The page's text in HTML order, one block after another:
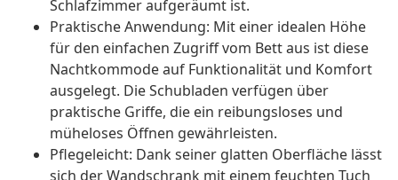
Schlafzimmer aufgeräumt ist.
Praktische Anwendung: Mit einer idealen Höhe
für den einfachen Zugriff vom Bett aus ist diese
Nachtkommode auf Funktionalität und Komfort
ausgelegt. Die Schubladen verfügen über
praktische Griffe, die ein reibungsloses und
müheloses Öffnen gewährleisten.
Pflegeleicht: Dank seiner glatten Oberfläche lässt
sich der Wandschrank mit einem feuchten Tuch